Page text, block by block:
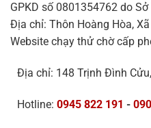
GPKD số 0801354762 do
Địa chỉ: Thôn Hoàng Hòa,
Website chạy thử chờ cấp
Địa chỉ: 148 Trịnh Đình
Hotline: 0945 822 191 -